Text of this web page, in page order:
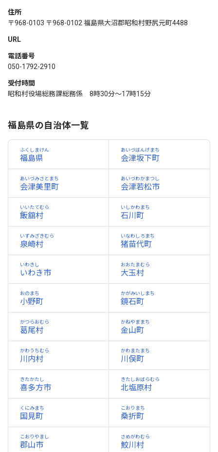
住所
〒968-0103 〒968-0102 福島県大沼郡昭和村野尻元町4488
URL
電話番号
050-1792-2910
受付時間
昭和村役場総務課総務係 8時30分～17時15分
福島県の自治体一覧
福島県
ふくしまけん
会津坂下町
あいづばんげまち
会津美里町
あいづみさとまち
会津若松市
あいづわかまつし
飯舘村
いいたてむら
石川町
いしかわまち
泉崎村
いずみざきむら
猪苗代町
いなわしろまち
いわき市
いわきし
大玉村
おおたまむら
小野町
おのまち
鏡石町
かがみいしまち
葛尾村
かつらおむら
金山町
かねやままち
川内村
かわうちむら
川俣町
かわまたまち
喜多方市
きたかたし
北塩原村
きたしおばらむら
国見町
くにみまち
桑折町
こおりまち
郡山市
こおりやまし
鮫川村
さめがわむら